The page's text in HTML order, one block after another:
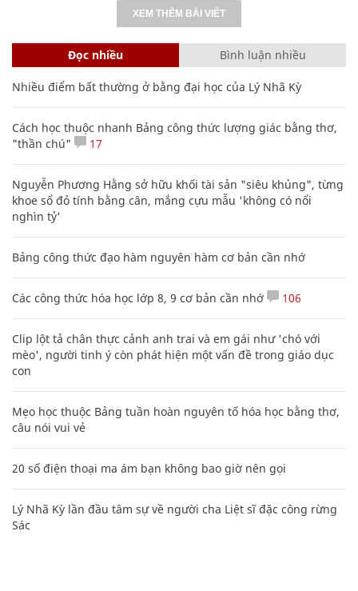
XEM THÊM BÀI VIẾT
Đọc nhiều Bình luận nhiều
Nhiều điểm bất thường ở bằng đại học của Lý Nhã Kỳ
Cách học thuộc nhanh Bảng công thức lượng giác bằng thơ,
"thần chú"
17
Nguyễn Phương Hằng sở hữu khối tài sản "siêu khủng", từng
khoe sổ đỏ tính bằng cân, mắng cựu mẫu 'không có nổi
nghìn tỷ'
Bảng công thức đạo hàm nguyên hàm cơ bản cần nhớ
Các công thức hóa học lớp 8, 9 cơ bản cần nhớ 106
Clip lột tả chân thực cảnh anh trai và em gái như 'chó với
mèo', người tinh ý còn phát hiện một vấn đề trong giáo dục
con
Mẹo học thuộc Bảng tuần hoàn nguyên tố hóa học bằng thơ,
câu nói vui vẻ
20 số điện thoại ma ám bạn không bao giờ nên gọi
Lý Nhã Kỳ lần đầu tâm sự về người cha Liệt sĩ đặc công rừng
Sác